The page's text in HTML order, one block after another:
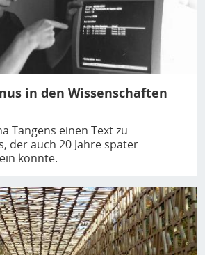
in den Wissenschaften
Tangens einen Text zu
der auch 20 Jahre später
könnte.